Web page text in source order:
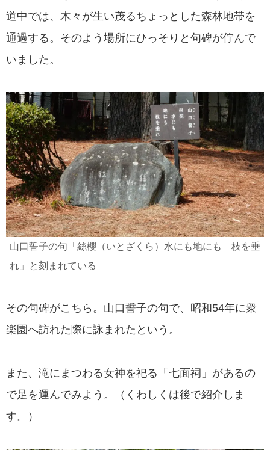
道中では、木々が生い茂るちょっとした森林地帯を
通過する。そのよう場所にひっそりと句碑が佇んで
いました。
山口誓子の句「絲櫻（いとざくら）水にも地にも 枝を垂
れ」と刻まれている
その句碑がこちら。山口誓子の句で、昭和54年に衆
楽園へ訪れた際に詠まれたという。
また、滝にまつわる女神を祀る「七面祠」があるの
で足を運んでみよう。（くわしくは後で紹介しま
す。）